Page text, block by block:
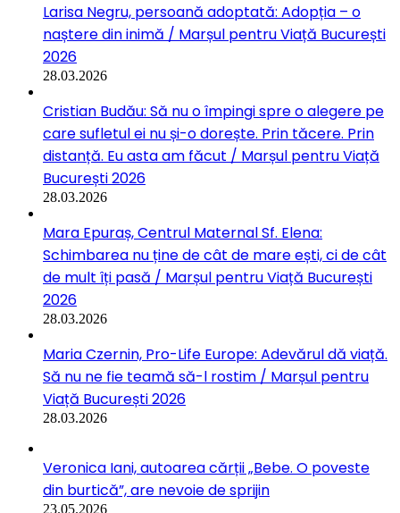
Larisa Negru, persoană adoptată: Adopția – o
naștere din inimă / Marșul pentru Viață București
2026
28.03.2026
Cristian Budău: Să nu o împingi spre o alegere pe
care sufletul ei nu și-o dorește. Prin tăcere. Prin
distanță. Eu asta am făcut / Marșul pentru Viață
București 2026
28.03.2026
Mara Epuraș, Centrul Maternal Sf. Elena:
Schimbarea nu ține de cât de mare ești, ci de cât
de mult îți pasă / Marșul pentru Viață București
2026
28.03.2026
Maria Czernin, Pro-Life Europe: Adevărul dă viață.
Să nu ne fie teamă să-l rostim / Marșul pentru
Viață București 2026
28.03.2026
Veronica Iani, autoarea cărții „Bebe. O poveste
din burtică”, are nevoie de sprijin
23.05.2026